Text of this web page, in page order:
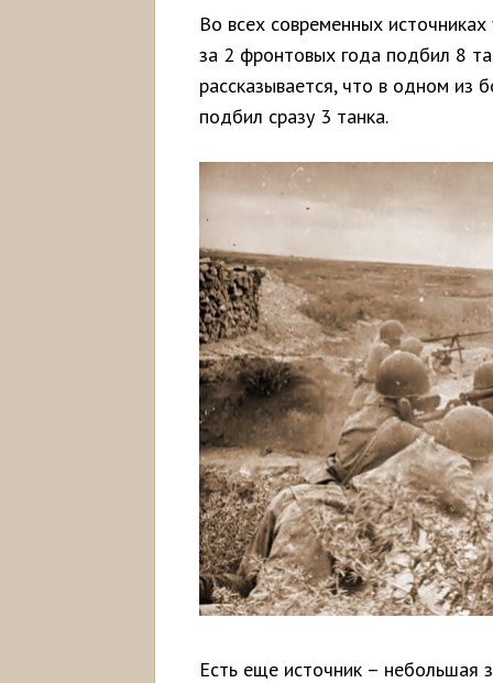
Во всех современных
за 2 фронтовых года подбил 8
рассказывается, что в одном из
подбил сразу 3 танка.
Есть еще источник – небольшая